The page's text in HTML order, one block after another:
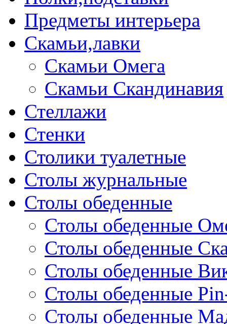
Предметы интерьера
Скамьи,лавки
Скамьи Омега
Скамьи Скандинавия
Стеллажи
Стенки
Столики туалетные
Столы журнальные
Столы обеденные
Столы обеденные
Столы обеденные
Столы обеденные
Столы обеденные
Столы обеденные